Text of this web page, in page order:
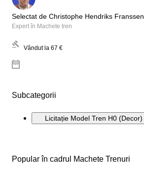
Selectat de Christophe Hendriks Franssen
Expert în Machete tren
Vândut la 67 €
Subcategorii
Licitație Model Tren H0 (Decor)
Popular în cadrul Machete Trenuri